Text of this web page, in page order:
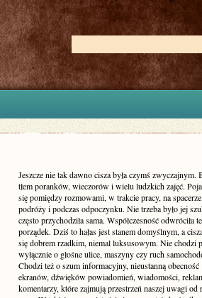
Jeszcze nie tak dawno cisza była czymś zwyczajnym.
tłem poranków, wieczorów i wielu ludzkich zajęć.
się pomiędzy rozmowami, w trakcie pracy, na
podróży i podczas odpoczynku. Nie trzeba było jej
często przychodziła sama. Współczesność odwróciła
porządek. Dziś to hałas jest stanem domyślnym, a
się dobrem rzadkim, niemal luksusowym. Nie chodzi
wyłącznie o głośne ulice, maszyny czy ruch
Chodzi też o szum informacyjny, nieustanną obecność
ekranów, dźwięków powiadomień, wiadomości,
komentarzy, które zajmują przestrzeń naszej uwagi od